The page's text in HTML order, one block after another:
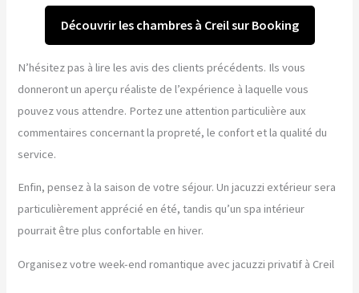
Découvrir les chambres à Creil sur Booking
N’hésitez pas à lire les avis des clients précédents. Ils vous
donneront un aperçu réaliste de l’expérience à laquelle vous
pouvez vous attendre. Portez une attention particulière aux
commentaires concernant la propreté, le confort et la qualité du
service.
Enfin, pensez à la saison de votre séjour. Un jacuzzi extérieur sera
particulièrement apprécié en été, tandis qu’un spa intérieur
pourrait être plus confortable en hiver.
Organisez votre week-end romantique avec jacuzzi privatif à Creil